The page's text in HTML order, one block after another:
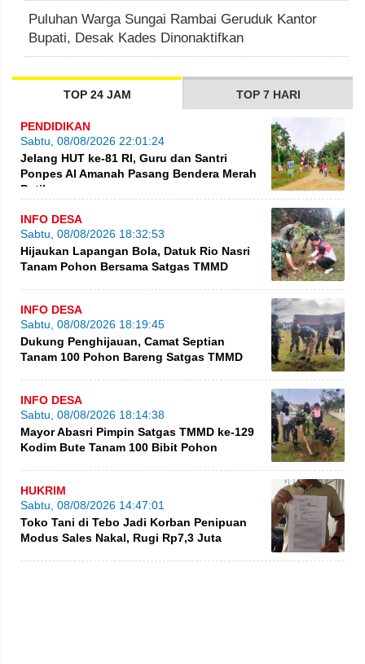
Puluhan Warga Sungai Rambai Geruduk Kantor
Bupati, Desak Kades Dinonaktifkan
TOP 24 JAM TOP 7 HARI
PENDIDIKAN
Sabtu, 08/08/2026 22:01:24
Jelang HUT ke-81 RI, Guru dan Santri
Ponpes Al Amanah Pasang Bendera Merah
Putih
INFO DESA
Sabtu, 08/08/2026 18:32:53
Hijaukan Lapangan Bola, Datuk Rio Nasri
Tanam Pohon Bersama Satgas TMMD
INFO DESA
Sabtu, 08/08/2026 18:19:45
Dukung Penghijauan, Camat Septian
Tanam 100 Pohon Bareng Satgas TMMD
INFO DESA
Sabtu, 08/08/2026 18:14:38
Mayor Abasri Pimpin Satgas TMMD ke-129
Kodim Bute Tanam 100 Bibit Pohon
HUKRIM
Sabtu, 08/08/2026 14:47:01
Toko Tani di Tebo Jadi Korban Penipuan
Modus Sales Nakal, Rugi Rp7,3 Juta